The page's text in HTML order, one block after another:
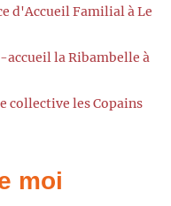
d'Accueil Familial à Le
la Ribambelle à
collective les Copains
moi